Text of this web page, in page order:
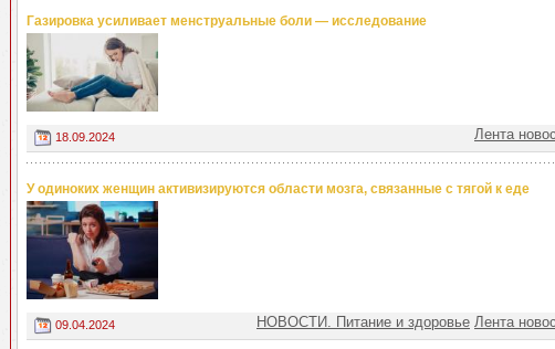
Газировка усиливает менструальные боли — исследование
18.09.2024 Лента
У одиноких женщин активизируются области мозга, связанные с тягой к еде
09.04.2024 НОВОСТИ. Питание и здоровье Лента